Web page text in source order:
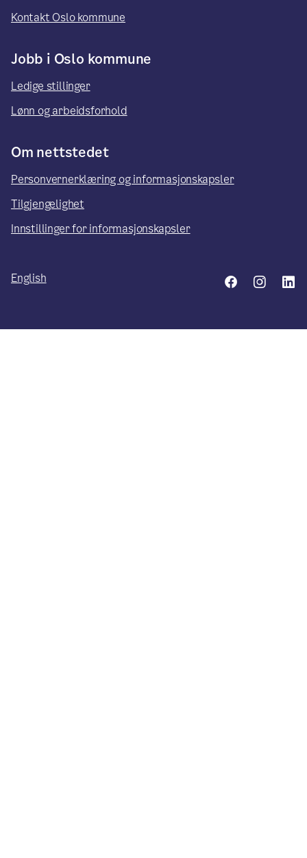
Kontakt Oslo kommune
Jobb i Oslo kommune
Ledige stillinger
Lønn og arbeidsforhold
Om nettstedet
Personvernerklæring og informasjonskapsler
Tilgjengelighet
Innstillinger for informasjonskapsler
English Facebook